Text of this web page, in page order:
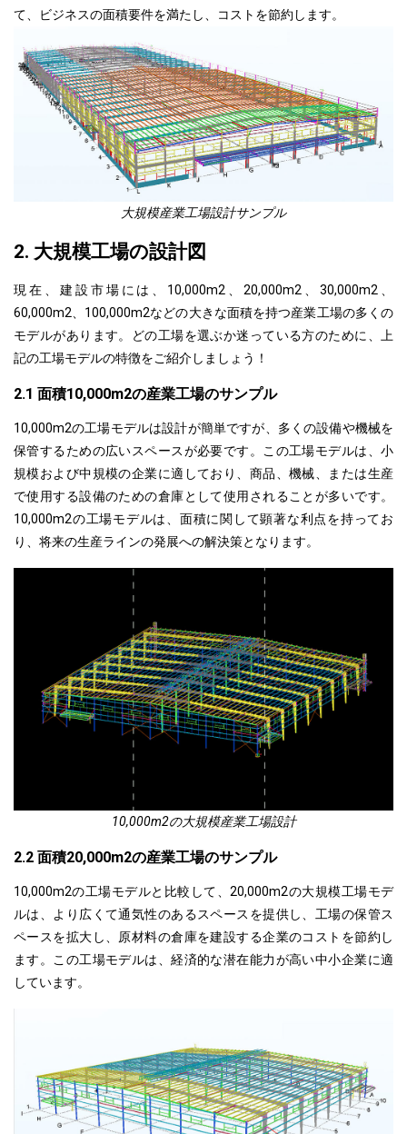
て、ビジネスの面積要件を満たし、コストを節約します。
大規模産業工場設計サンプル
2. 大規模工場の設計図
現在、建設市場には、10,000m2、20,000m2、30,000m2、
60,000m2、100,000m2などの大きな面積を持つ産業工場の多くの
モデルがあります。どの工場を選ぶか迷っている方のために、上
記の工場モデルの特徴をご紹介しましょう！
2.1 面積10,000m2の産業工場のサンプル
10,000m2の工場モデルは設計が簡単ですが、多くの設備や機械を
保管するための広いスペースが必要です。この工場モデルは、小
規模および中規模の企業に適しており、商品、機械、または生産
で使用する設備のための倉庫として使用されることが多いです。
10,000m2の工場モデルは、面積に関して顕著な利点を持ってお
り、将来の生産ラインの発展への解決策となります。
10,000m2の大規模産業工場設計
2.2 面積20,000m2の産業工場のサンプル
10,000m2の工場モデルと比較して、20,000m2の大規模工場モデ
ルは、より広くて通気性のあるスペースを提供し、工場の保管ス
ペースを拡大し、原材料の倉庫を建設する企業のコストを節約し
ます。この工場モデルは、経済的な潜在能力が高い中小企業に適
しています。